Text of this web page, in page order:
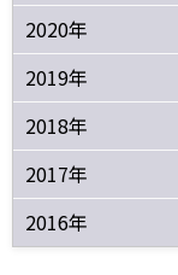
2020年
2019年
2018年
2017年
2016年